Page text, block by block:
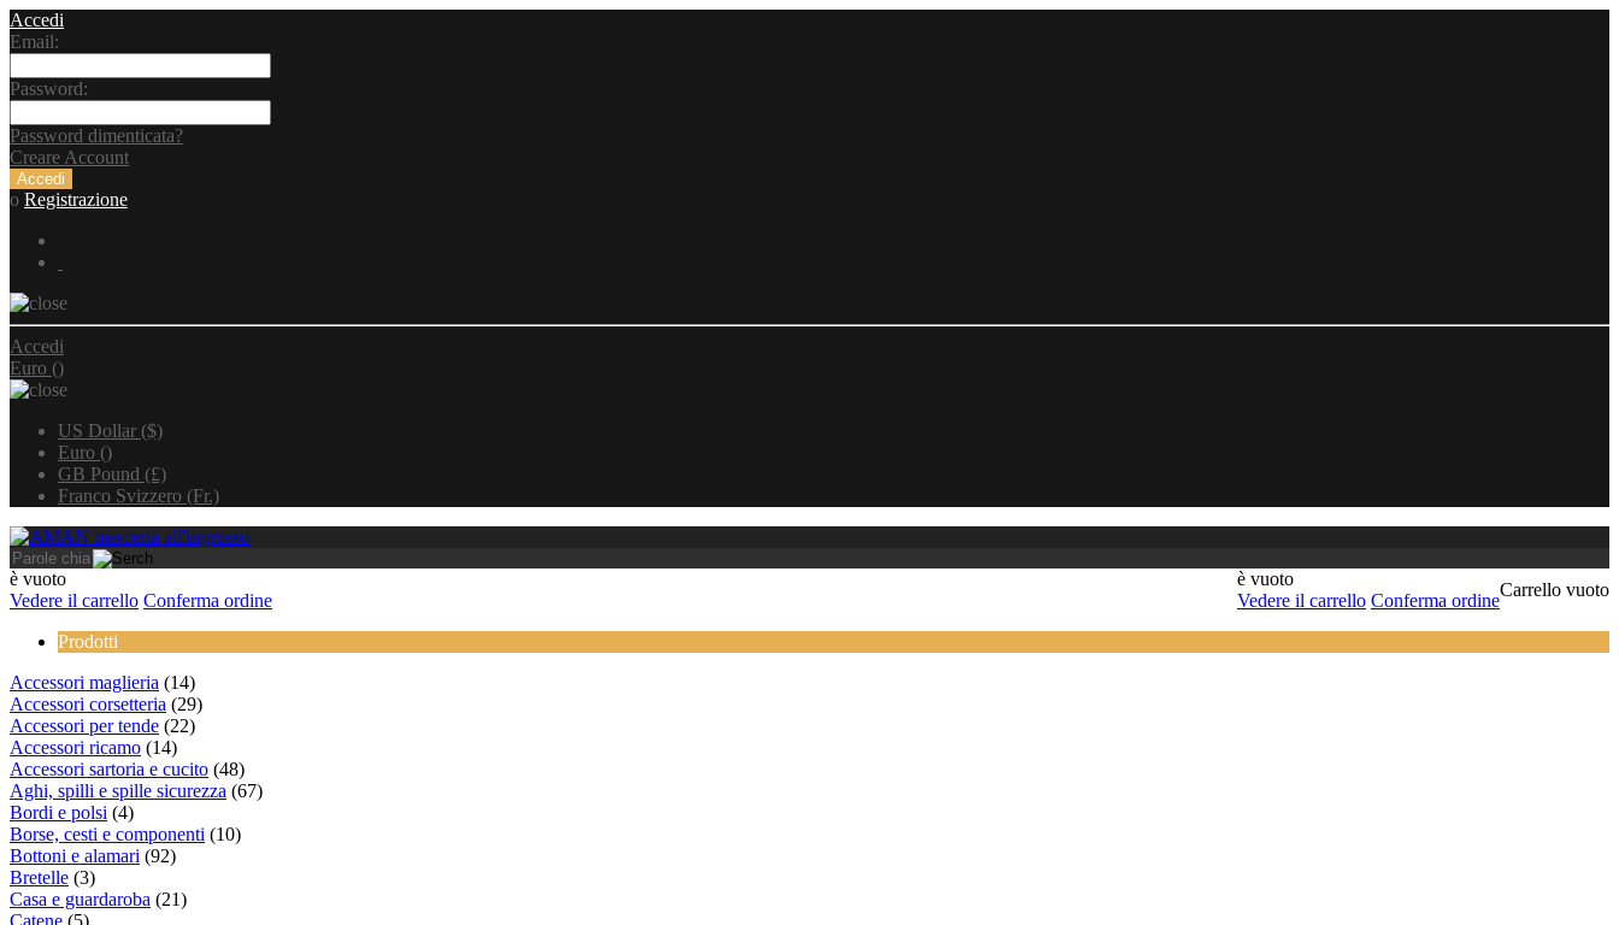
Accedi
Email:
Password:
Password dimenticata?
Creare Account
o Registrazione
Accedi
Euro ()
US Dollar ($)
Euro ()
GB Pound (£)
Franco Svizzero (Fr.)
è vuoto
Vedere il carrello Conferma ordine
Carrello vuoto
è vuoto
Vedere il carrello Conferma ordine
Prodotti
Accessori maglieria (14)
Accessori corsetteria (29)
Accessori per tende (22)
Accessori ricamo (14)
Accessori sartoria e cucito (48)
Aghi, spilli e spille sicurezza (67)
Bordi e polsi (4)
Borse, cesti e componenti (10)
Bottoni e alamari (92)
Bretelle (3)
Casa e guardaroba (21)
Catene (5)